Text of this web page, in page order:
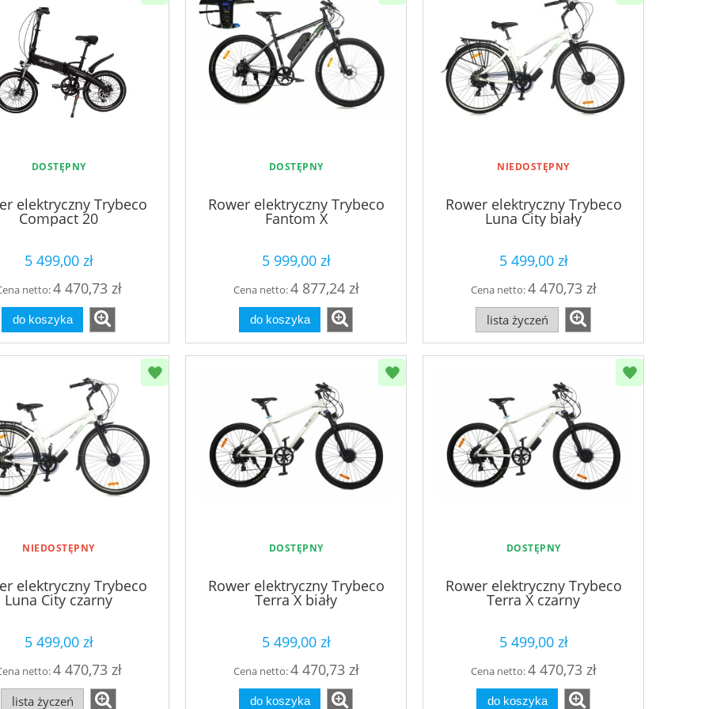
DOSTĘPNY
elektryczny Trybeco
Compact 20
5 499,00 zł
netto:4 470,73 zł
do koszyka
DOSTĘPNY
Rower elektryczny Trybeco
Fantom X
5 999,00 zł
Cena netto:4 877,24 zł
do koszyka
NIEDOSTĘPNY
Rower elektryczny Trybeco
Luna City biały
5 499,00 zł
Cena netto:4 470,73 zł
lista życzeń
NIEDOSTĘPNY
elektryczny Trybeco
Luna City czarny
5 499,00 zł
netto:4 470,73 zł
lista życzeń
DOSTĘPNY
Rower elektryczny Trybeco
Terra X biały
5 499,00 zł
Cena netto:4 470,73 zł
do koszyka
DOSTĘPNY
Rower elektryczny Trybeco
Terra X czarny
5 499,00 zł
Cena netto:4 470,73 zł
do koszyka